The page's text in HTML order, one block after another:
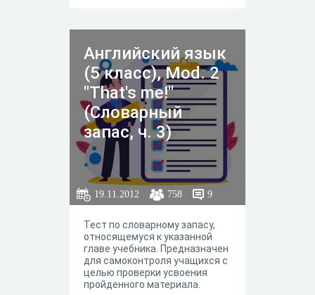
Английский язык
(5 класс), Mod. 2
"That's me!"
(Словарный
запас, ч. 3)
19.11.2012 758 9
Тест по словарному запасу,
относящемуся к указанной
главе учебника. Предназначен
для самоконтроля учащихся с
целью проверки усвоения
пройденного материала.